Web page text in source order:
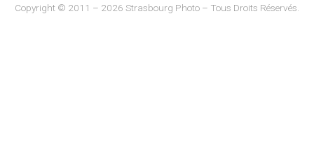
Copyright © 2011 – 2026 Strasbourg Photo – Tous Droits Réservés.